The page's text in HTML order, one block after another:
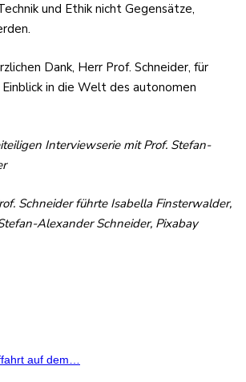
und Ethik nicht Gegensätze,
Dank, Herr Prof. Schneider, für
in die Welt des autonomen
Interviewserie mit Prof. Stefan-
Schneider führte Isabella Finsterwalder,
Alexander Schneider, Pixabay
auf dem…